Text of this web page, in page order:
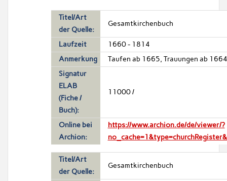
Titel/Art
der Quelle:
Gesamtkirchenbuch
Laufzeit
1660 - 1814
Anmerkung
Taufen ab 1665, Trauungen ab 1664
Signatur
ELAB
(Fiche /
Buch):
11000 /
Online bei
Archion:
https://www.archion.de/de/viewer/?
Titel/Art
der Quelle:
Gesamtkirchenbuch